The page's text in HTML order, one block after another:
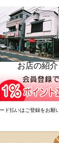
お店の紹介
ド払いはご登録をお願